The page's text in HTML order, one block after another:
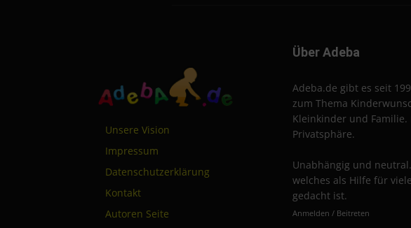
Unsere Vision
Impressum
Datenschutzerklärung
Kontakt
Autoren Seite
Über Adeba
Adeba.de gibt es seit
zum Thema
Kleinkinder und
Privatsphäre.
Unabhängig und
welches als Hilfe für
gedacht ist.
Anmelden / Beitreten